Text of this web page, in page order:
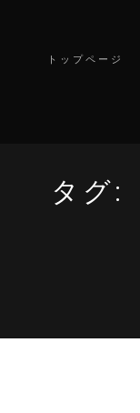
トップページ
タグ: